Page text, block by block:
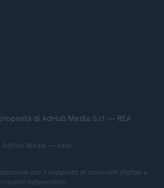
di AdHub Media S.r.l. — REA
Media — Italia
con il supporto di strumenti digitali e
autori indipendenti.